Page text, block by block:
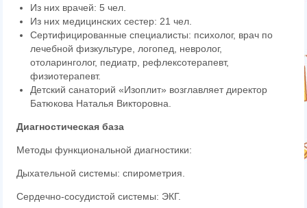
Из них врачей: 5 чел.
Из них медицинских сестер: 21 чел.
Сертифицированные специалисты: психолог, врач по
лечебной физкультуре, логопед, невролог,
отоларинголог, педиатр, рефлексотерапевт,
физиотерапевт.
Детский санаторий «Изоплит» возглавляет директор
Батюкова Наталья Викторовна.
Диагностическая база
Методы функциональной диагностики:
Дыхательной системы: спирометрия.
Сердечно-сосудистой системы: ЭКГ.